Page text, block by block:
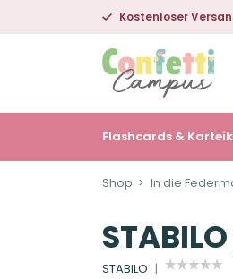
Kostenloser
Flashcards &
Shop In die
STABILO